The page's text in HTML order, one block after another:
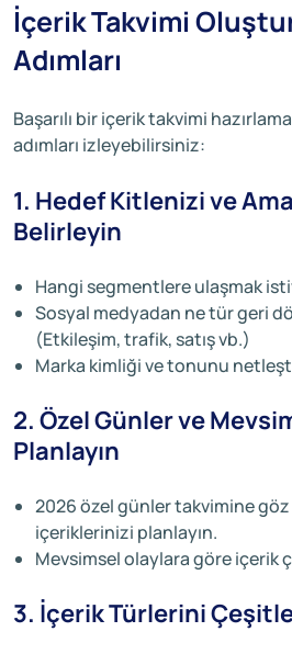
İçerik Takvimi
Adımları
Başarılı bir içerik takvimi
adımları izleyebilirsiniz:
1. Hedef Kitlenizi ve
Belirleyin
Hangi segmentlere ulaşmak
Sosyal medyadan ne tür geri
(Etkileşim, trafik, satış vb.)
Marka kimliği ve tonunu
2. Özel Günler ve
Planlayın
2026 özel günler takvimine
içeriklerinizi planlayın.
Mevsimsel olaylara göre içerik
3. İçerik Türlerini